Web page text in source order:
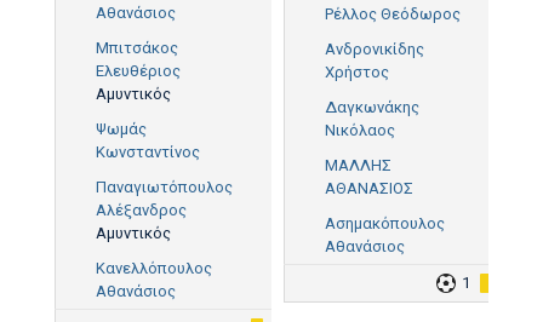
Αθανάσιος
Μπιτσάκος
Ελευθέριος
Αμυντικός
Ψωμάς
Κωνσταντίνος
Παναγιωτόπουλος
Αλέξανδρος
Αμυντικός
Κανελλόπουλος
Αθανάσιος
Ρέλλος Θεόδωρος
Ανδρονικίδης
Χρήστος
Δαγκωνάκης
Νικόλαος
ΜΑΛΛΗΣ
ΑΘΑΝΑΣΙΟΣ
Ασημακόπουλος
Αθανάσιος
1